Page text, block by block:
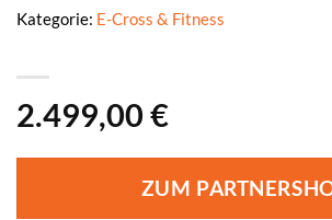
2.499,00 €
ZUM
Kategorie: E-Cross & Fitness